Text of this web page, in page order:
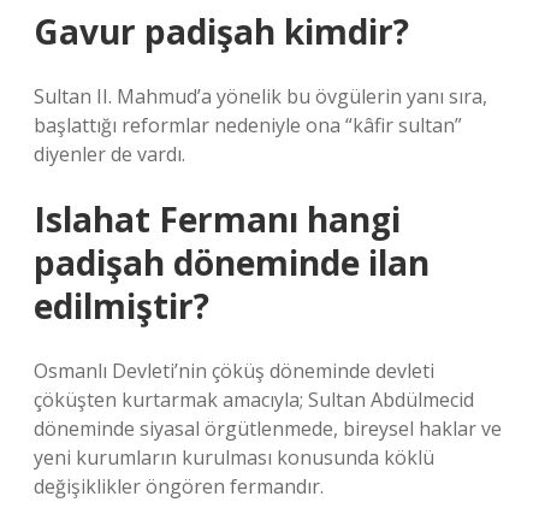
Gavur padişah kimdir?
Sultan II. Mahmud’a yönelik bu övgülerin yanı sıra,
başlattığı reformlar nedeniyle ona “kâfir sultan”
diyenler de vardı.
Islahat Fermanı hangi
padişah döneminde ilan
edilmiştir?
Osmanlı Devleti’nin çöküş döneminde devleti
çöküşten kurtarmak amacıyla; Sultan Abdülmecid
döneminde siyasal örgütlenmede, bireysel haklar ve
yeni kurumların kurulması konusunda köklü
değişiklikler öngören fermandır.